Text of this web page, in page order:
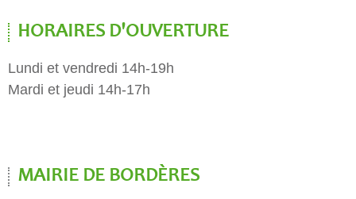
HORAIRES D'OUVERTURE
Lundi et vendredi 14h-19h
Mardi et jeudi 14h-17h
MAIRIE DE BORDÈRES